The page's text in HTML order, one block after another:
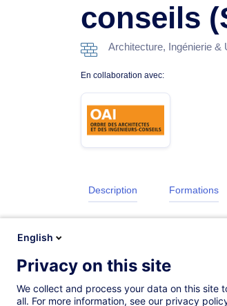
conseils
Architecture, Ingénierie &
En collaboration avec:
Description Formations
English
Privacy on this site
We collect and process your data on this site
all. For more information, see our privacy